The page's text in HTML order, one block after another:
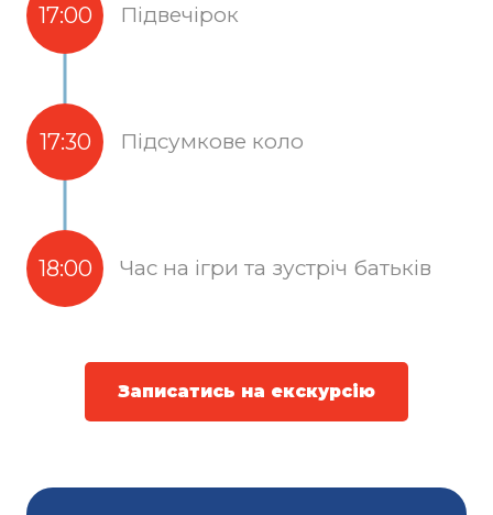
17:00 Підвечірок
17:30 Підсумкове коло
18:00 Час на ігри та зустріч батьків
Записатись на екскурсію